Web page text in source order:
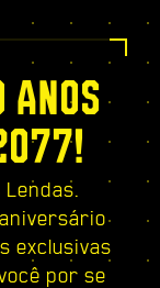
ANOS
exclusivas
por se